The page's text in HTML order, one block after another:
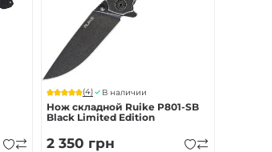
(4) В наличии
Нож складной Ruike P801-SB
Black Limited Edition
2 350 грн